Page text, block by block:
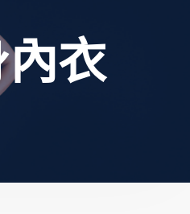
衣